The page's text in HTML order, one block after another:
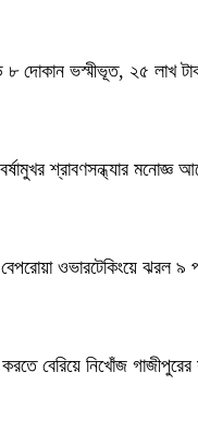
৮ দোকান ভস্মীভূত, ২৫ লাখ
শ্রাবণসন্ধ্যার মনোজ্ঞ
ওভারটেকিংয়ে ঝরল ৯
করতে বেরিয়ে নিখোঁজ